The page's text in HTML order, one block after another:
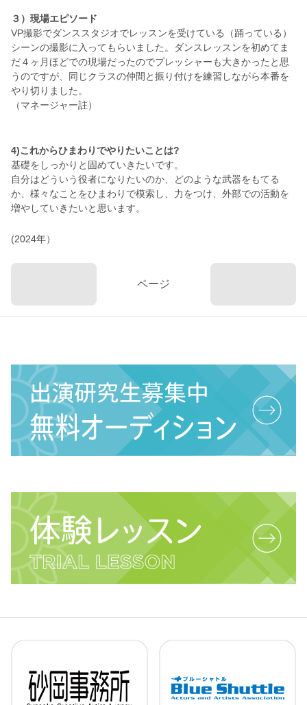
３）現場エピソード
VP撮影でダンススタジオでレッスンを受けている（踊っている）
シーンの撮影に入ってもらいました。ダンスレッスンを初めてま
だ４ヶ月ほどでの現場だったのでプレッシャーも大きかったと思
うのですが、同じクラスの仲間と振り付けを練習しながら本番を
やり切りました。
（マネージャー註）
4)これからひまわりでやりたいことは?
基礎をしっかりと固めていきたいです。
自分はどういう役者になりたいのか、どのような武器をもてる
か、様々なことをひまわりで模索し、力をつけ、外部での活動を
増やしていきたいと思います。
(2024年）
ページ